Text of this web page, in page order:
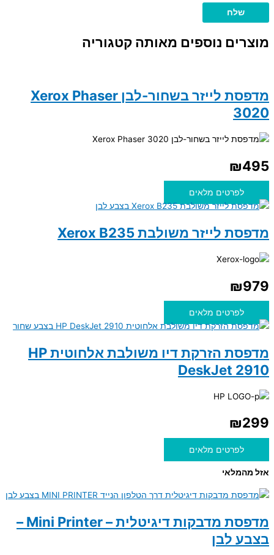
מוצרים נוספים מאותה קטגוריה
מדפסת לייזר בשחור-לבן Xerox Phaser
3020
₪495
לפרטים מלאים
מדפסת לייזר משולבת Xerox B235
₪979
לפרטים מלאים
מדפסת הזרקת דיו משולבת אלחוטית HP
DeskJet 2910
₪299
לפרטים מלאים
אזל מהמלאי
מדפסת מדבקות דיגיטלית – Mini Printer –
בצבע לבן